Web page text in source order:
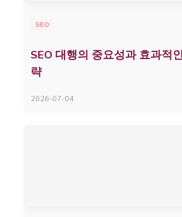
SEO
SEO 대행의 중요성과 효과적
략
2026-07-04